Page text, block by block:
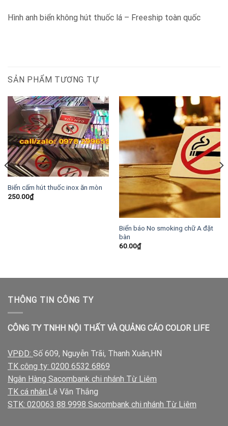
Hình anh biển không hút thuốc lá – Freeship toàn quốc
SẢN PHẨM TƯƠNG TỰ
Biển cấm hút thuốc inox ăn mòn
250.00₫
Biển báo No smoking chữ A đặt
bàn
60.00₫
THÔNG TIN CÔNG TY
CÔNG TY TNHH NỘI THẤT VÀ QUẢNG CÁO COLOR LIFE
VPĐD: Số 609, Nguyễn Trãi, Thanh Xuân,HN
TK công ty: 0200 6532 6869
Ngân Hàng Sacombank chi nhánh Từ Liêm
TK cá nhân:Lê Văn Thắng
STK: 020063 88 9998 Sacombank chi nhánh Từ Liêm